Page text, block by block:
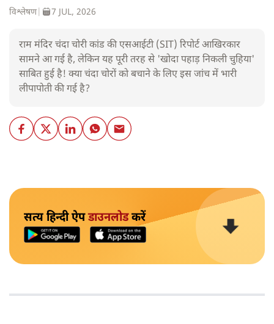
विश्लेषण| 7 JUL, 2026
राम मंदिर चंदा चोरी कांड की एसआईटी (SIT) रिपोर्ट आखिरकार
सामने आ गई है, लेकिन यह पूरी तरह से 'खोदा पहाड़ निकली चुहिया'
साबित हुई है! क्या चंदा चोरों को बचाने के लिए इस जांच में भारी
लीपापोती की गई है?
सत्य हिन्दी ऐपडाउनलोडकरें